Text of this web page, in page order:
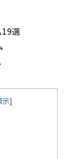
19選
示]